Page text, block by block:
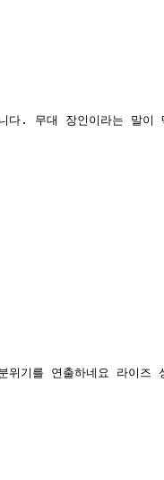
다. 무대 장인이라는 말이
위기를 연출하네요 라이즈